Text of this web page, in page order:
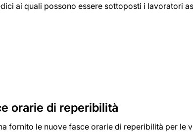
ai quali possono essere sottoposti i lavoratori
orarie di reperibilità
fornito le nuove fasce orarie di reperibilità per le